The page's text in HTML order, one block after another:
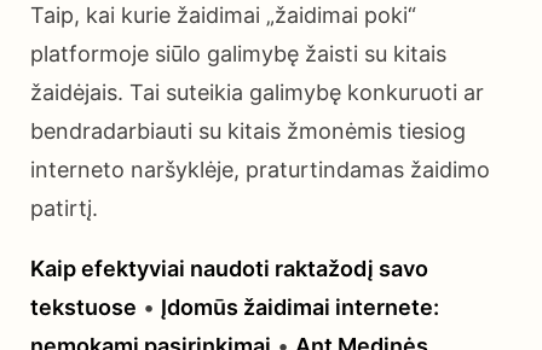
Taip, kai kurie žaidimai „žaidimai poki“
platformoje siūlo galimybę žaisti su kitais
žaidėjais. Tai suteikia galimybę konkuruoti ar
bendradarbiauti su kitais žmonėmis tiesiog
interneto naršyklėje, praturtindamas žaidimo
patirtį.
Kaip efektyviai naudoti raktažodį savo
tekstuose • Įdomūs žaidimai internete: